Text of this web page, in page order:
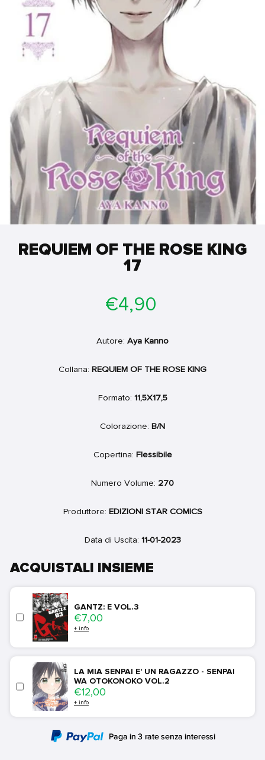
REQUIEM OF THE ROSE KING
17
Prezzo
di
€4,90
Autore: Aya Kanno
Collana: REQUIEM OF THE ROSE KING
Formato: 11,5X17,5
Colorazione: B/N
Copertina: Flessibile
Numero Volume: 270
Produttore: EDIZIONI STAR COMICS
Data di Uscita: 11-01-2023
ACQUISTALI INSIEME
GANTZ: E VOL.3
Price
€7,00
+ info
LA MIA SENPAI E' UN RAGAZZO - SENPAI
WA OTOKONOKO VOL.2
Price
€12,00
+ info